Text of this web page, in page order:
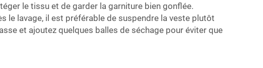
le tissu et de garder la garniture bien gonflée.
le lavage, il est préférable de suspendre la veste plutôt
et ajoutez quelques balles de séchage pour éviter que